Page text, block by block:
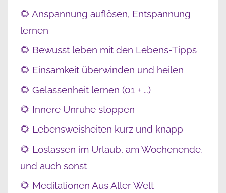
🌻 Anspannung auflösen, Entspannung
lernen
🌻 Bewusst leben mit den Lebens-Tipps
🌻 Einsamkeit überwinden und heilen
🌻 Gelassenheit lernen (01 + …)
🌻 Innere Unruhe stoppen
🌻 Lebensweisheiten kurz und knapp
🌻 Loslassen im Urlaub, am Wochenende,
und auch sonst
🌻 Meditationen Aus Aller Welt